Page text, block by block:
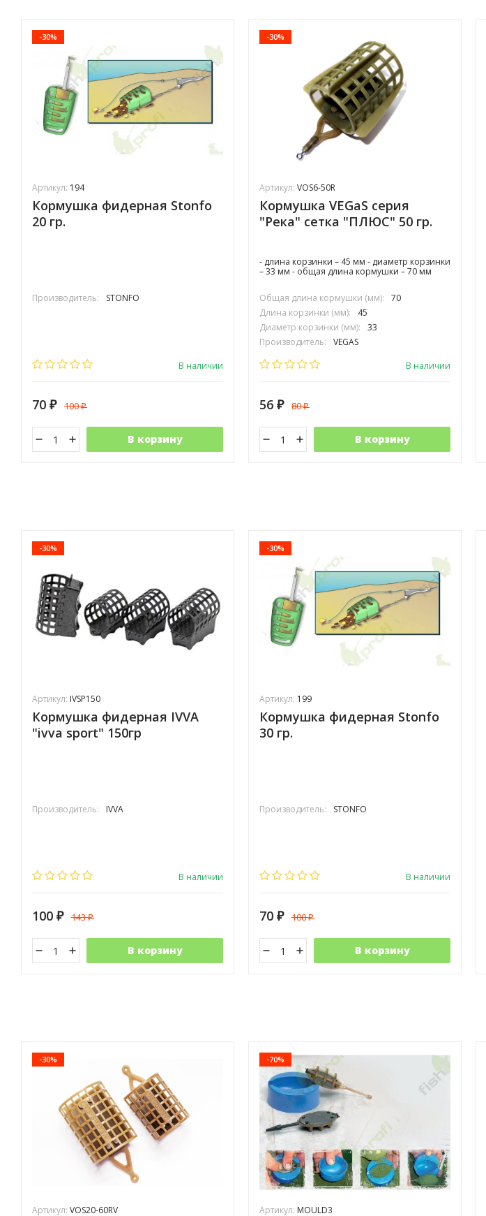
-30%
Артикул: 194
Кормушка фидерная Stonfo
20 гр.
Производитель: STONFO
В наличии
70 ₽ 100₽
В корзину
-30%
Артикул: VOS6-50R
Кормушка VEGaS серия
"Река" сетка "ПЛЮС" 50 гр.
- длина корзинки – 45 мм - диаметр корзинки
– 33 мм - общая длина кормушки – 70 мм
Общая длина кормушки (мм):
70
Длина корзинки (мм):
45
Диаметр корзинки (мм):
33
Производитель:
VEGAS
В наличии
56 ₽ 80₽
В корзину
-30%
Артикул: IVSP150
Кормушка фидерная IVVA
"ivva sport" 150гр
Производитель: IVVA
В наличии
100 ₽ 143₽
В корзину
-30%
Артикул: 199
Кормушка фидерная Stonfo
30 гр.
Производитель: STONFO
В наличии
70 ₽ 100₽
В корзину
-30%
Артикул: VOS20-60RV
-70%
Артикул: MOULD3